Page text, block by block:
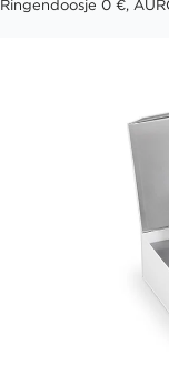
Ringendoosje 0 €,